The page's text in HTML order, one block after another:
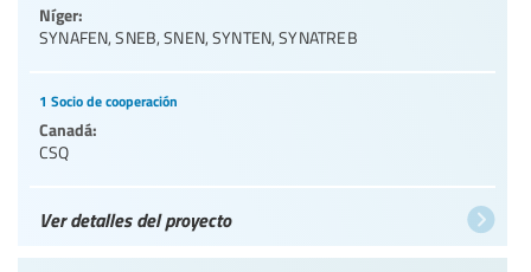
Níger:
SYNAFEN,SNEB,SNEN,SYNTEN,SYNATREB
1 Socio de cooperación
Canadá:
CSQ
Ver detalles del proyecto